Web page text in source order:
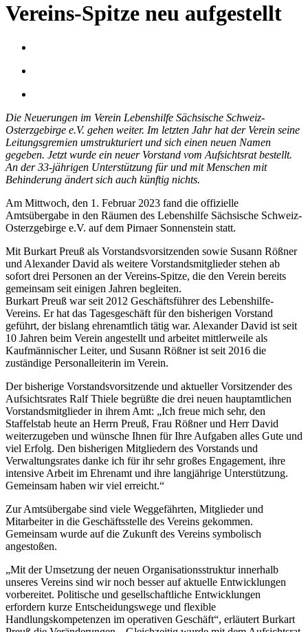
Vereins-Spitze neu aufgestellt
Die Neuerungen im Verein Lebenshilfe Sächsische Schweiz-
Osterzgebirge e.V. gehen weiter. Im letzten Jahr hat der Verein seine
Leitungsgremien umstrukturiert und sich einen neuen Namen
gegeben. Jetzt wurde ein neuer Vorstand vom Aufsichtsrat bestellt.
An der 33-jährigen Unterstützung für und mit Menschen mit
Behinderung ändert sich auch künftig nichts.
Am Mittwoch, den 1. Februar 2023 fand die offizielle
Amtsübergabe in den Räumen des Lebenshilfe Sächsische Schweiz-
Osterzgebirge e.V. auf dem Pirnaer Sonnenstein statt.
Mit Burkart Preuß als Vorstandsvorsitzenden sowie Susann Rößner
und Alexander David als weitere Vorstandsmitglieder stehen ab
sofort drei Personen an der Vereins-Spitze, die den Verein bereits
gemeinsam seit einigen Jahren begleiten.
Burkart Preuß war seit 2012 Geschäftsführer des Lebenshilfe-
Vereins. Er hat das Tagesgeschäft für den bisherigen Vorstand
geführt, der bislang ehrenamtlich tätig war. Alexander David ist seit
10 Jahren beim Verein angestellt und arbeitet mittlerweile als
Kaufmännischer Leiter, und Susann Rößner ist seit 2016 die
zuständige Personalleiterin im Verein.
Der bisherige Vorstandsvorsitzende und aktueller Vorsitzender des
Aufsichtsrates Ralf Thiele begrüßte die drei neuen hauptamtlichen
Vorstandsmitglieder in ihrem Amt: „Ich freue mich sehr, den
Staffelstab heute an Herrn Preuß, Frau Rößner und Herr David
weiterzugeben und wünsche Ihnen für Ihre Aufgaben alles Gute und
viel Erfolg. Den bisherigen Mitgliedern des Vorstands und
Verwaltungsrates danke ich für ihr sehr großes Engagement, ihre
intensive Arbeit im Ehrenamt und ihre langjährige Unterstützung.
Gemeinsam haben wir viel erreicht.“
Zur Amtsübergabe sind viele Weggefährten, Mitglieder und
Mitarbeiter in die Geschäftsstelle des Vereins gekommen.
Gemeinsam wurde auf die Zukunft des Vereins symbolisch
angestoßen.
„Mit der Umsetzung der neuen Organisationsstruktur innerhalb
unseres Vereins sind wir noch besser auf aktuelle Entwicklungen
vorbereitet. Politische und gesellschaftliche Entwicklungen
erfordern kurze Entscheidungswege und flexible
Handlungskompetenzen im operativen Geschäft“, erläutert Burkart